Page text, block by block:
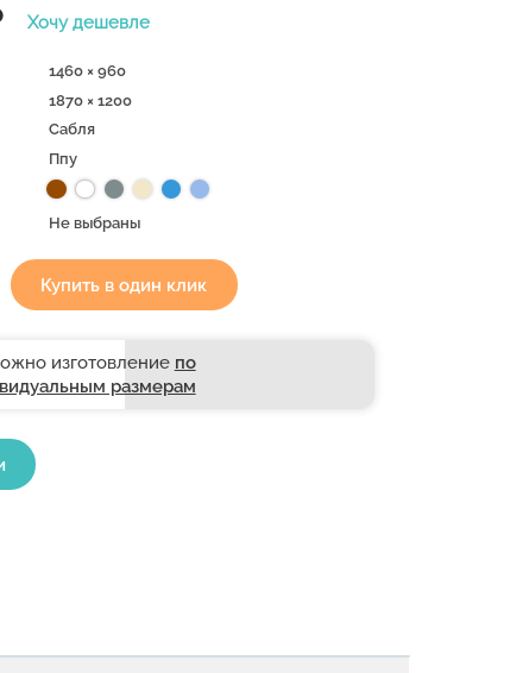
Хочу дешевле
1460 × 960
1870 × 1200
Сабля
Ппу
Не выбраны
Купить в один клик
изготовление по
размерам